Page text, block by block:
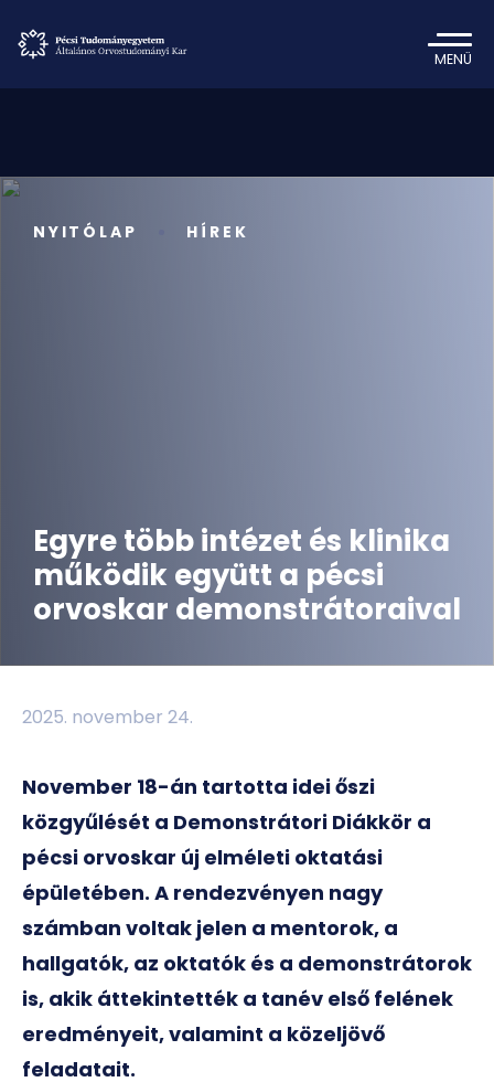
MENÜ
NYITÓLAP HÍREK
Egyre több intézet és klinika
működik együtt a pécsi
orvoskar demonstrátoraival
2025. november 24.
November 18-án tartotta idei őszi
közgyűlését a Demonstrátori Diákkör a
pécsi orvoskar új elméleti oktatási
épületében. A rendezvényen nagy
számban voltak jelen a mentorok, a
hallgatók, az oktatók és a demonstrátorok
is, akik áttekintették a tanév első felének
eredményeit, valamint a közeljövő
feladatait.